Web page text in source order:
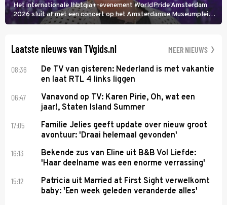
Het internationale lhbtqia+-evenement WorldPride Amsterdam
2026 sluit af met een concert op het Amsterdamse Museumplein.
Anita Doth is een van de optredende artiesten. In de jaren 90
Laatste nieuws van TVgids.nl MEER NIEUWS
08:36
De TV van gisteren: Nederland is met vakantie
en laat RTL 4 links liggen
06:47
Vanavond op TV: Karen Pirie, Oh, wat een
jaar!, Staten Island Summer
17:05
Familie Jelies geeft update over nieuw groot
avontuur: 'Draai helemaal gevonden'
16:13
Bekende zus van Eline uit B&B Vol Liefde:
'Haar deelname was een enorme verrassing'
15:12
Patricia uit Married at First Sight verwelkomt
baby: 'Een week geleden veranderde alles'